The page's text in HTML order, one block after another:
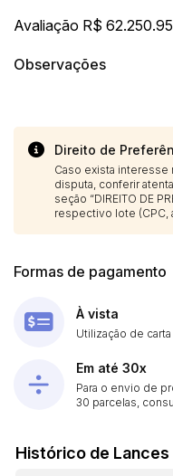
Avaliação R$
Observações
Direito de
Caso exista interesse
disputa, conferir
seção “DIREITO DE
respectivo lote (CPC,
Formas de pagamento
À vista
Utilização de
Em até 30x
Para o envio de
30 parcelas,
Histórico de Lances